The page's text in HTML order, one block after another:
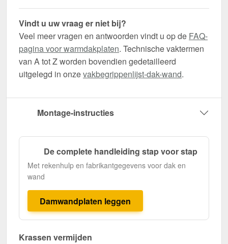
Vindt u uw vraag er niet bij?
Veel meer vragen en antwoorden vindt u op de FAQ-
pagina voor warmdakplaten. Technische vaktermen
van A tot Z worden bovendien gedetailleerd
uitgelegd in onzevakbegrippenlijst-dak-wand.
Montage-instructies
De complete handleiding stap voor stap
Met rekenhulp en fabrikantgegevens voor dak en
wand
Damwandplaten leggen
Krassen vermijden